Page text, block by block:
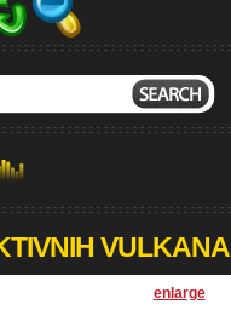
VULKANA
enlarge]